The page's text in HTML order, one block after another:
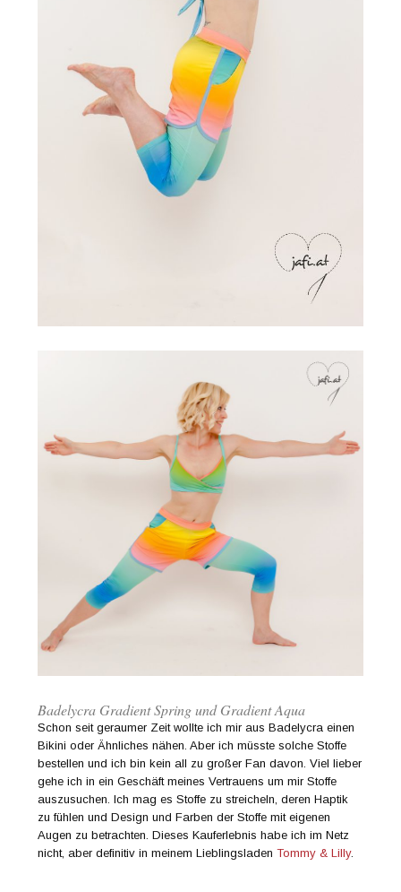
Badelycra Gradient Spring und Gradient Aqua
Schon seit geraumer Zeit wollte ich mir aus Badelycra einen
Bikini oder Ähnliches nähen. Aber ich müsste solche Stoffe
bestellen und ich bin kein all zu großer Fan davon. Viel lieber
gehe ich in ein Geschäft meines Vertrauens um mir Stoffe
auszusuchen. Ich mag es Stoffe zu streicheln, deren Haptik
zu fühlen und Design und Farben der Stoffe mit eigenen
Augen zu betrachten. Dieses Kauferlebnis habe ich im Netz
nicht, aber definitiv in meinem LieblingsladenTommy & Lilly.